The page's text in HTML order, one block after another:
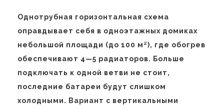
Однотрубная горизонтальная схема
оправдывает себя в одноэтажных домиках
небольшой площади (до 100 м²), где обогрев
обеспечивают 4—5 радиаторов. Больше
подключать к одной ветви не стоит,
последние батареи будут слишком
холодными. Вариант с вертикальными